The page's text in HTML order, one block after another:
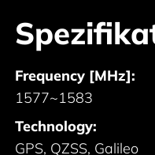
Frequency [MHz]:
1577~1583
Technology:
GPS, QZSS, Galileo